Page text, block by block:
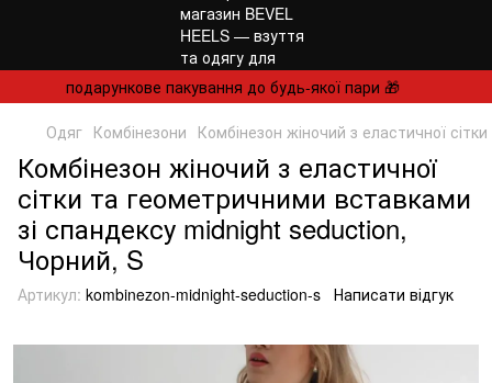
подарункове пакування до будь-якої пари 🎁
Одяг Комбінезони Комбінезон жіночий з еластичної
Комбінезон жіночий з еластичної
сітки та геометричними вставками
зі спандексу midnight seduction,
Чорний, S
Артикул: kombinezon-midnight-seduction-s Написати відгук